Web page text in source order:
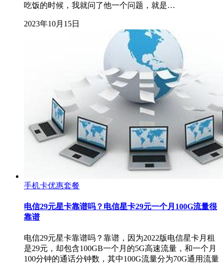
吃饭的时候，我就问了他一个问题，就是…
2023年10月15日
手机卡优惠套餐
电信29元星卡靠谱吗？电信星卡29元一个月100G流量很
靠谱
电信29元星卡靠谱吗？靠谱，因为2022版电信星卡月租
是29元，却包含100GB一个月的5G高速流量，和一个月
100分钟的通话分钟数，其中100G流量分为70G通用流量